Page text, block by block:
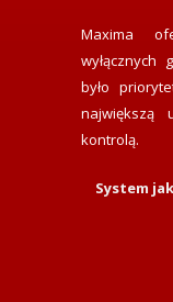
Maxima
wyłącznych
było
największą
kontrolą.
System